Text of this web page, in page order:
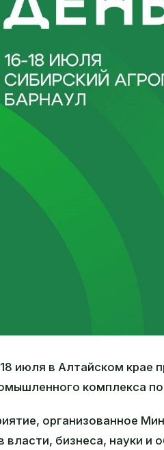
июля в Алтайском крае
комплекса
организованное
власти, бизнеса, науки и